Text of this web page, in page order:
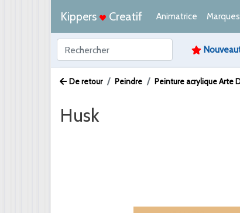
Kippers Creatif Animatrice Marques
De retour Peindre Peinture acrylique Arte
Husk